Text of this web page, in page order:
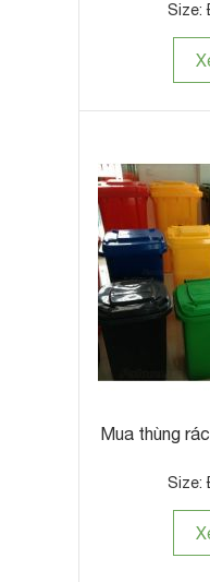
Size:
Mua thùng
Size: